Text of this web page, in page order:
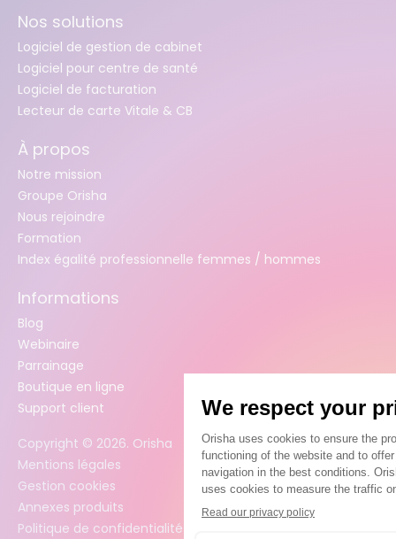
Nos solutions
Logiciel de gestion de cabinet
Logiciel pour centre de santé
Logiciel de facturation
Lecteur de carte Vitale & CB
À propos
Notre mission
Groupe Orisha
Nous rejoindre
Formation
Index égalité professionnelle femmes / hommes
Informations
Blog
Webinaire
Parrainage
Boutique en ligne
Support client
Copyright © 2026. Orisha
Mentions légales
Gestion cookies
Annexes produits
Politique de confidentialité des données